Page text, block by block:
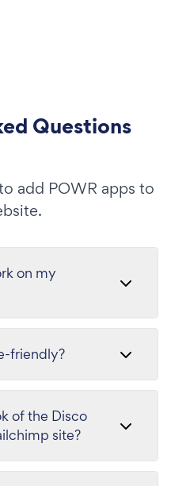
Questions
add POWR apps to
on my
friendly?
of the Disco
site?